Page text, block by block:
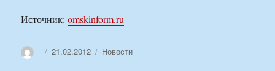
Источник:omskinform.ru
АвторОпубликовано
21.02.2012 Рубрики
Новости